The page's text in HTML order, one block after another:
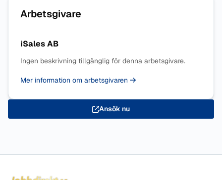
Arbetsgivare
iSales AB
Ingen beskrivning tillgänglig för denna arbetsgivare.
Mer information om arbetsgivaren
Ansök nu